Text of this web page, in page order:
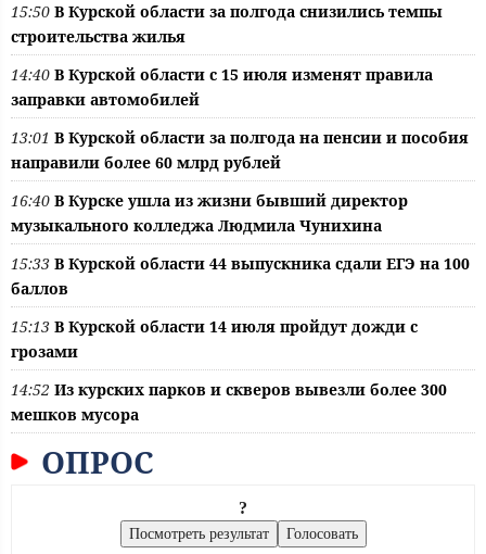
15:50 В Курской области за полгода снизились темпы
строительства жилья
14:40 В Курской области с 15 июля изменят правила
заправки автомобилей
13:01 В Курской области за полгода на пенсии и пособия
направили более 60 млрд рублей
16:40 В Курске ушла из жизни бывший директор
музыкального колледжа Людмила Чунихина
15:33 В Курской области 44 выпускника сдали ЕГЭ на 100
баллов
15:13 В Курской области 14 июля пройдут дожди с
грозами
14:52 Из курских парков и скверов вывезли более 300
мешков мусора
ОПРОС
?